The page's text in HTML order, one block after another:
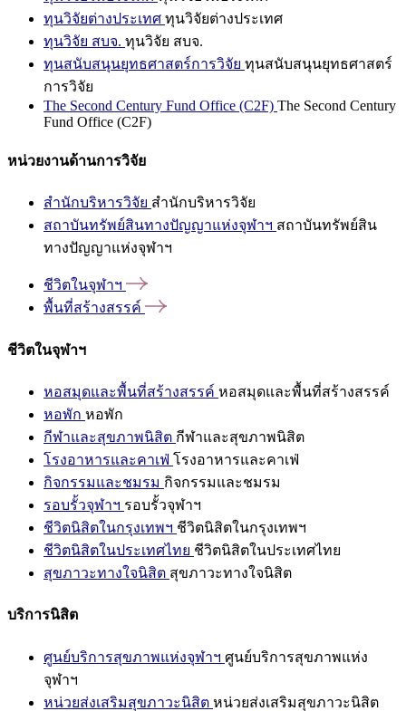
ทุนวิจัยต่างประเทศ ทุนวิจัยต่างประเทศ
ทุนวิจัย สบจ. ทุนวิจัย สบจ.
ทุนสนับสนุนยุทธศาสตร์การวิจัย ทุนสนับสนุนยุทธศาสตร์
การวิจัย
The Second Century Fund Office (C2F) The Second Century
Fund Office (C2F)
หน่วยงานด้านการวิจัย
สำนักบริหารวิจัย สำนักบริหารวิจัย
สถาบันทรัพย์สินทางปัญญาแห่งจุฬาฯ สถาบันทรัพย์สิน
ทางปัญญาแห่งจุฬาฯ
ชีวิตในจุฬาฯ
พื้นที่สร้างสรรค์
ชีวิตในจุฬาฯ
หอสมุดและพื้นที่สร้างสรรค์ หอสมุดและพื้นที่สร้างสรรค์
หอพัก หอพัก
กีฬาและสุขภาพนิสิต กีฬาและสุขภาพนิสิต
โรงอาหารและคาเฟ่ โรงอาหารและคาเฟ่
กิจกรรมและชมรม กิจกรรมและชมรม
รอบรั้วจุฬาฯ รอบรั้วจุฬาฯ
ชีวิตนิสิตในกรุงเทพฯ ชีวิตนิสิตในกรุงเทพฯ
ชีวิตนิสิตในประเทศไทย ชีวิตนิสิตในประเทศไทย
สุขภาวะทางใจนิสิต สุขภาวะทางใจนิสิต
บริการนิสิต
ศูนย์บริการสุขภาพแห่งจุฬาฯ ศูนย์บริการสุขภาพแห่ง
จุฬาฯ
หน่วยส่งเสริมสุขภาวะนิสิต หน่วยส่งเสริมสุขภาวะนิสิต